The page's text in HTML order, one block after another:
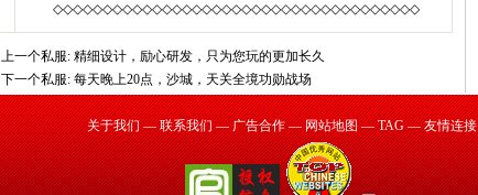
◇◇◇◇◇◇◇◇◇◇◇◇◇◇◇◇◇◇◇◇◇◇◇◇◇◇◇◇◇◇◇◇◇◇◇◇◇
上一个私服: 精细设计，励心研发，只为您玩的更加长久
下一个私服: 每天晚上20点，沙城，天关全境功勋战场
关于我们 — 联系我们 — 广告合作 — 网站地图 —TAG —友情连接